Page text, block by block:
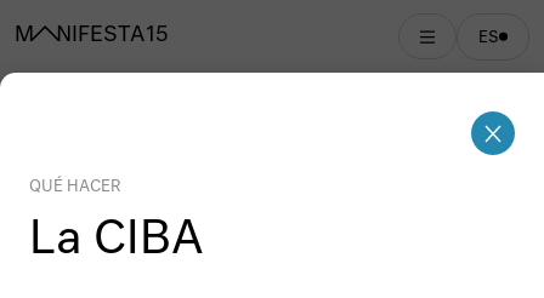
MANIFESTA 15 ES
Sedes
Manifesta 15 Barcelona Metropolitana se llevó a
QUÉ HACER
La CIBA